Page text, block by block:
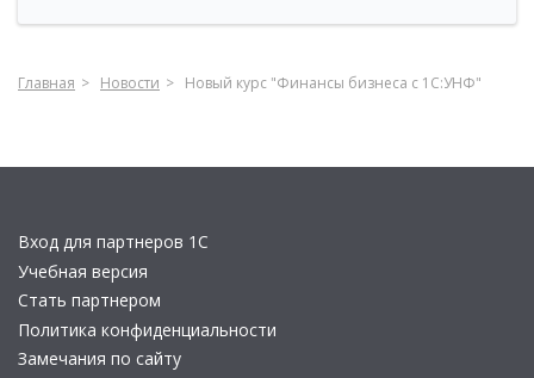
Главная Новости Новый курс "Финансы бизнеса с 1С:УНФ"
Вход для партнеров 1С
Учебная версия
Стать партнером
Политика конфиденциальности
Замечания по сайту